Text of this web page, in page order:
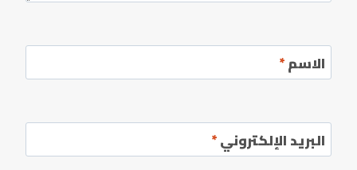
الاسم*
البريد الإلكتروني*